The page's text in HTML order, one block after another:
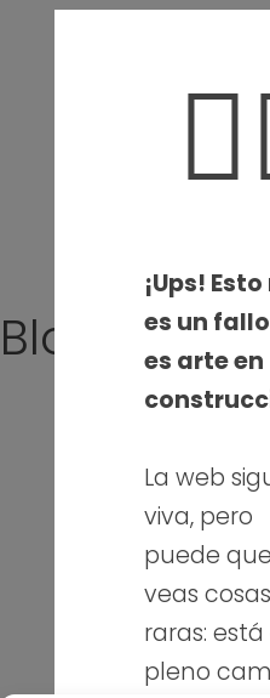
Blog
Puedes
¡Ups!
es un
es arte en
La web
viva, pero
puede que
veas cosas
raras: está
pleno